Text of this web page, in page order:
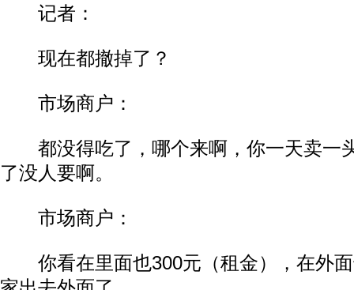
记者：
现在都撤掉了？
市场商户：
都没得吃了，哪个来啊，你一天卖一
了没人要啊。
市场商户：
你看在里面也300元（租金），在外面